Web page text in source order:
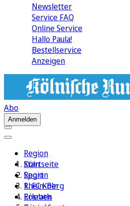
Newsletter
Service FAQ
Online Service
Hallo Paula!
Bestellservice
Anzeigen
Abo
Anmelden
Region
Köln
Sport
1. FC Köln
Erleben
Startseite
Region
Rhein-Berg
Rösrath